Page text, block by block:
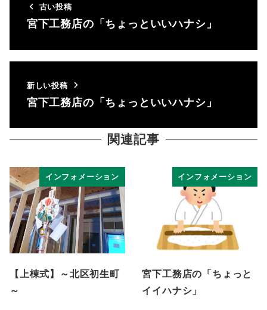
古い投稿
宮下工務店の「ちょっといいハナシ」
新しい投稿
宮下工務店の「ちょっといいハナシ」
関連記事
インフォメーション
【上棟式】～北区初生町
～
インフォメーション
宮下工務店の「ちょっと
イイハナシ」